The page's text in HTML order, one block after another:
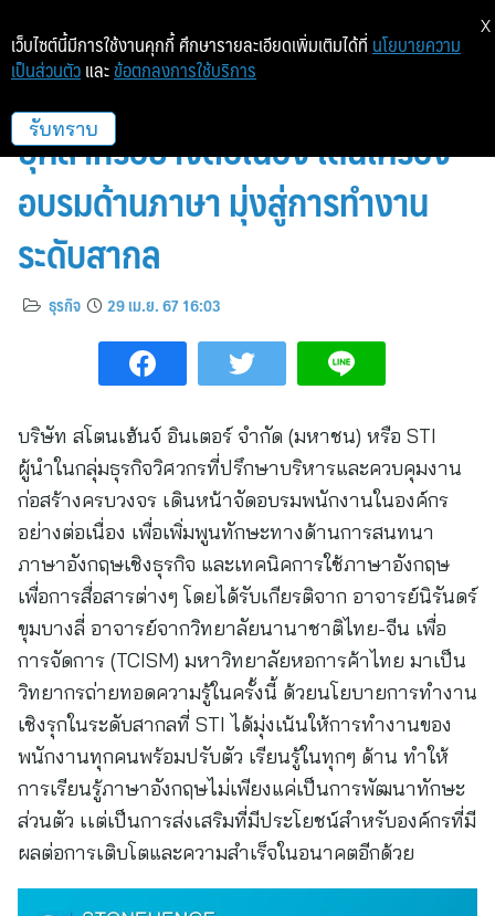
สโตนเฮ้นจ์ อินเตอร์ (STI) พัฒนา
บุคลากรอย่างต่อเนื่อง เดินเครื่อง
อบรมด้านภาษา มุ่งสู่การทำงาน
ระดับสากล
ธุรกิจ 29 เม.ย. 67 16:03
บริษัท สโตนเฮ้นจ์ อินเตอร์ จำกัด (มหาชน) หรือ STI
ผู้นำในกลุ่มธุรกิจวิศวกรที่ปรึกษาบริหารและควบคุมงาน
ก่อสร้างครบวงจร เดินหน้าจัดอบรมพนักงานในองค์กร
อย่างต่อเนื่อง เพื่อเพิ่มพูนทักษะทางด้านการสนทนา
ภาษาอังกฤษเชิงธุรกิจ และเทคนิคการใช้ภาษาอังกฤษ
เพื่อการสื่อสารต่างๆ โดยได้รับเกียรติจาก อาจารย์นิรันดร์
ขุมบางลี่ อาจารย์จากวิทยาลัยนานาชาติไทย-จีน เพื่อ
การจัดการ (TCISM) มหาวิทยาลัยหอการค้าไทย มาเป็น
วิทยากรถ่ายทอดความรู้ในครั้งนี้ ด้วยนโยบายการทำงาน
เชิงรุกในระดับสากลที่ STI ได้มุ่งเน้นให้การทำงานของ
พนักงานทุกคนพร้อมปรับตัว เรียนรู้ในทุกๆ ด้าน ทำให้
การเรียนรู้ภาษาอังกฤษไม่เพียงแค่เป็นการพัฒนาทักษะ
ส่วนตัว เเต่เป็นการส่งเสริมที่มีประโยชน์สำหรับองค์กรที่มี
ผลต่อการเติบโตและความสำเร็จในอนาคตอีกด้วย
เว็บไซต์นี้มีการใช้งานคุกกี้ ศึกษารายละเอียดเพิ่มเติมได้ที่ นโยบายความ
เป็นส่วนตัว และ ข้อตกลงการใช้บริการ
รับทราบ
X